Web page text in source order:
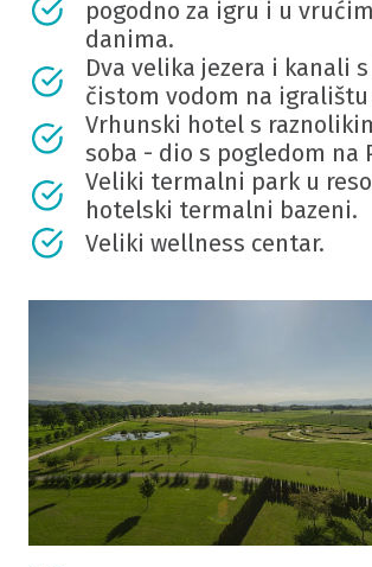
pogodno za igru ​​i u
danima.
Dva velika jezera i kanali
čistom vodom na igralištu
Vrhunski hotel s
soba - dio s pogledom na
Veliki termalni park u
hotelski termalni bazeni.
Veliki wellness centar.